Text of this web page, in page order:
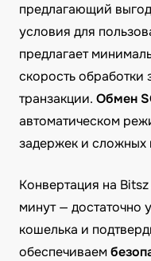
предлагающий
условия для
предлагает
скорость обработки
транзакции. Обмен
автоматическом
задержек и сложных
Конвертация на
минут — достаточно
кошелька и
обеспечиваем